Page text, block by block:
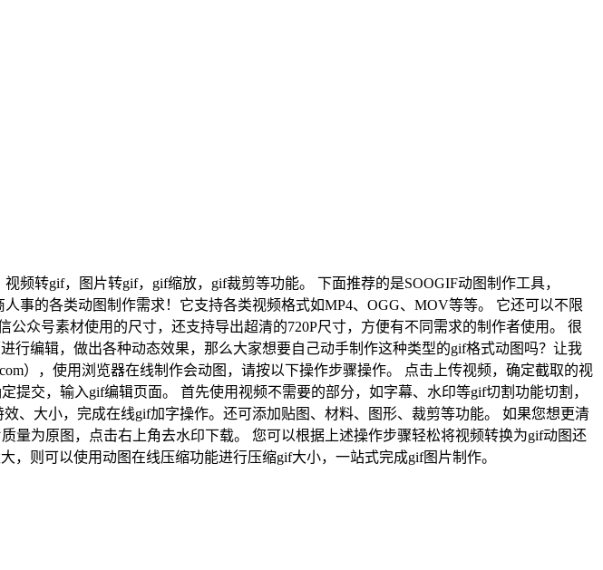
转gif，图片转gif，gif缩放，gif裁剪等功能。 下面推荐的是SOOGIF动图制作工具，
事的各类动图制作需求！它支持各类视频格式如MP4、OGG、MOV等等。 它还可以不限
众号素材使用的尺寸，还支持导出超清的720P尺寸，方便有不同需求的制作者使用。 很
编辑，做出各种动态效果，那么大家想要自己动手制作这种类型的gif格式动图吗？让我
），使用浏览器在线制作会动图，请按以下操作步骤操作。 点击上传视频，确定截取的视
交，输入gif编辑页面。 首先使用视频不需要的部分，如字幕、水印等gif切割功能切割，
、大小，完成在线gif加字操作。还可添加贴图、材料、图形、裁剪等功能。 如果您想更清
为原图，点击右上角去水印下载。 您可以根据上述操作步骤轻松将视频转换为gif动图还
则可以使用动图在线压缩功能进行压缩gif大小，一站式完成gif图片制作。